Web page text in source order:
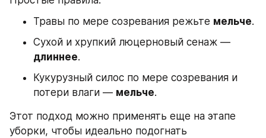
Травы по мере созревания режьте мельче.
длиннее.
Кукурузный силос по мере созревания и
потери влаги — мельче.
Этот подход можно применять еще на этапе
уборки, чтобы идеально подогнать